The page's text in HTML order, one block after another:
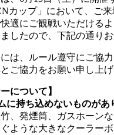
カップ」において、ご
適にご観戦いただける
したので、下記の通り
は、ルール遵守にご協
ご協力をお願い申し上げ
について】
に持ち込めないものがあ
竹、発煙筒、ガスホーン
ぐような大きなクーラー